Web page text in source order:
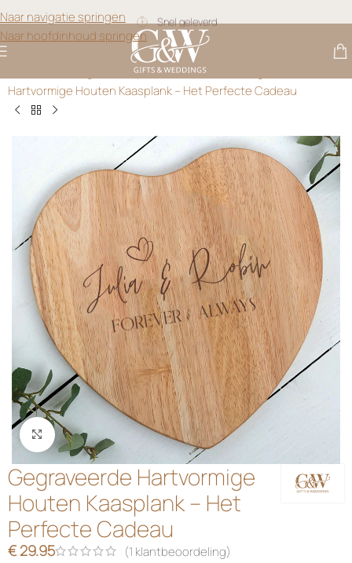
Naar navigatie springen
Naar hoofdinhoud springenGratis personalisatie
Kaasplanken Graveren
Hartvormige Houten Kaasplank – Het Perfecte Cadeau
Klik om te vergroten
Gegraveerde Hartvormige
Houten Kaasplank – Het
Perfecte Cadeau
€29.95 (1 klantbeoordeling)